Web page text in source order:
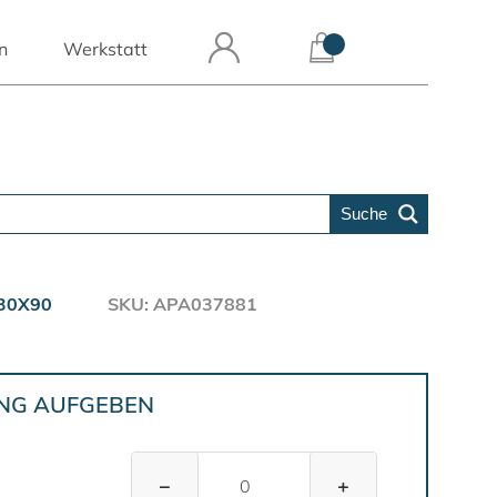
Werkstatt
Suche
SKU: APA037881
AUFGEBEN
− +